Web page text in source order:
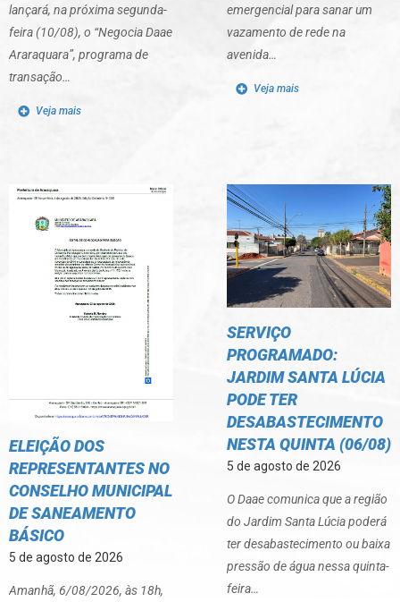
lançará, na próxima segunda-
feira (10/08), o “Negocia Daae
Araraquara”, programa de
transação…
Veja mais
emergencial para sanar um
vazamento de rede na
avenida…
Veja mais
ELEIÇÃO DOS
REPRESENTANTES NO
CONSELHO MUNICIPAL
DE SANEAMENTO
BÁSICO
5 de agosto de 2026
Amanhã, 6/08/2026, às 18h,
SERVIÇO
PROGRAMADO:
JARDIM SANTA LÚCIA
PODE TER
DESABASTECIMENTO
NESTA QUINTA (06/08)
5 de agosto de 2026
O Daae comunica que a região
do Jardim Santa Lúcia poderá
ter desabastecimento ou baixa
pressão de água nessa quinta-
feira…